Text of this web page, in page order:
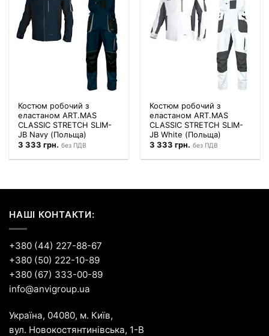
Костюм робочий з
еластаном ART.MAS
CLASSIC STRETCH SLIM-
JB Navy (Польща)
3 333грн. без ПДВ
Костюм робочий з
еластаном ART.MAS
CLASSIC STRETCH SLIM-
JB White (Польща)
3 333грн. без ПДВ
НАШІ КОНТАКТИ:
+380 (44) 227-88-67
+380 (50) 222-10-89
+380 (67) 333-00-89
info@anvigroup.ua
Україна, 04080, м. Київ,
вул. Новокостянтинівська, 1-В